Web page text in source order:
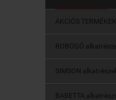
AKCIÓS TERMÉKEK
ROBOGÓ
SIMSON
BABETTA